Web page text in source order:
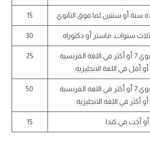
سنة أو سنتين لما فوق الثانوي 15
سنوات، ماستر أو دكتوراه 30
إثبات المستوى اللغوي 7 أو أكثر في اللغة الفرنسية
25
إثبات المستوى اللغوي 7 أو أكثر في اللغة الفرنسية
50
أو أخت في كندا 15